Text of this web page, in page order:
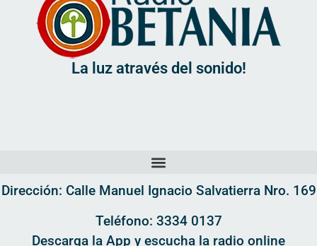
La luz através del sonido!
Dirección: Calle Manuel Ignacio Salvatierra Nro. 169
Teléfono: 3334 0137
Descarga la App y escucha la radio online